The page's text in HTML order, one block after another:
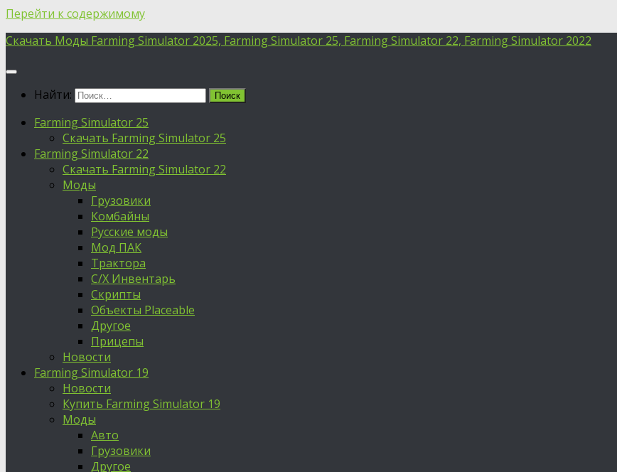
Перейти к содержимому
Скачать Моды Farming Simulator 2025, Farming Simulator 25, Farming Simulator 22, Farming Simulator 2022
Найти:
Farming Simulator 25
Скачать Farming Simulator 25
Farming Simulator 22
Скачать Farming Simulator 22
Моды
Грузовики
Комбайны
Русские моды
Мод ПАК
Трактора
С/Х Инвентарь
Скрипты
Объекты Placeable
Другое
Прицепы
Новости
Farming Simulator 19
Новости
Купить Farming Simulator 19
Моды
Авто
Грузовики
Другое